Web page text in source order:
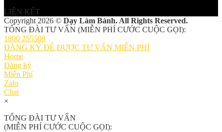
LIÊN KẾT
Copyright 2026 © Dạy Làm Bánh. All Rights Reserved.
TỔNG ĐÀI TƯ VẤN (MIỄN PHÍ CƯỚC CUỘC GỌI):
1800 255508
ĐĂNG KÝ ĐỂ ĐƯỢC TƯ VẤN MIỄN PHÍ
Home
Đăng ký
Miễn Phí
Zalo
Chat
×
TỔNG ĐÀI TƯ VẤN
(MIỄN PHÍ CƯỚC CUỘC GỌI):